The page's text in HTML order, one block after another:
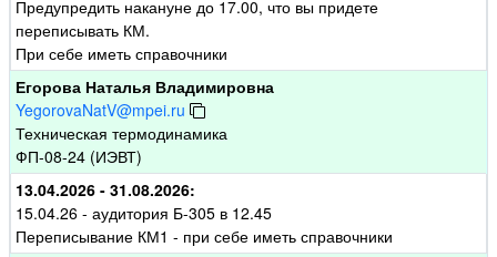
Предупредить накануне до 17.00, что вы придете
переписывать КМ.
При себе иметь справочники
Егорова Наталья Владимировна
YegorovaNatV@mpei.ru
Техническая термодинамика
ФП-08-24 (ИЭВТ)
13.04.2026 - 31.08.2026:
15.04.26 - аудитория Б-305 в 12.45
Переписывание КМ1 - при себе иметь справочники